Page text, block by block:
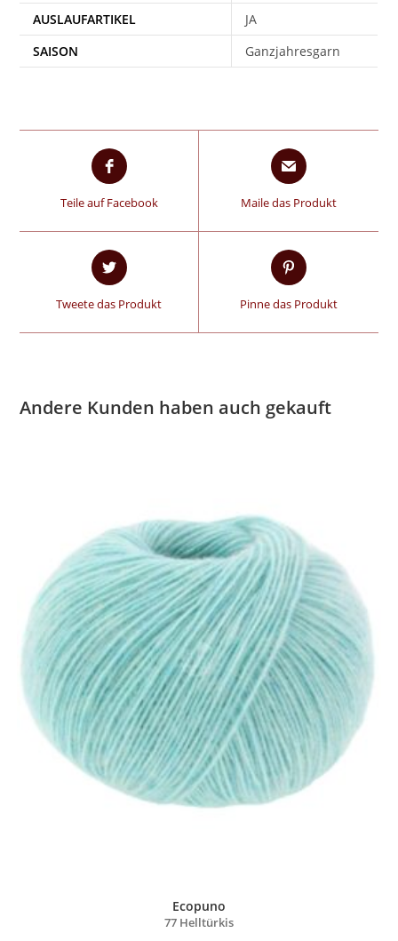
AUSLAUFARTIKEL
JA
SAISON
Ganzjahresgarn
Teile auf Facebook Maile das Produkt
Tweete das Produkt Pinne das Produkt
Andere Kunden haben auch gekauft
Ecopuno
77 Helltürkis